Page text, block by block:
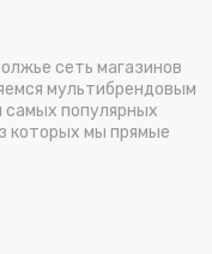
сеть магазинов
мультибрендовым
самых популярных
которых мы прямые